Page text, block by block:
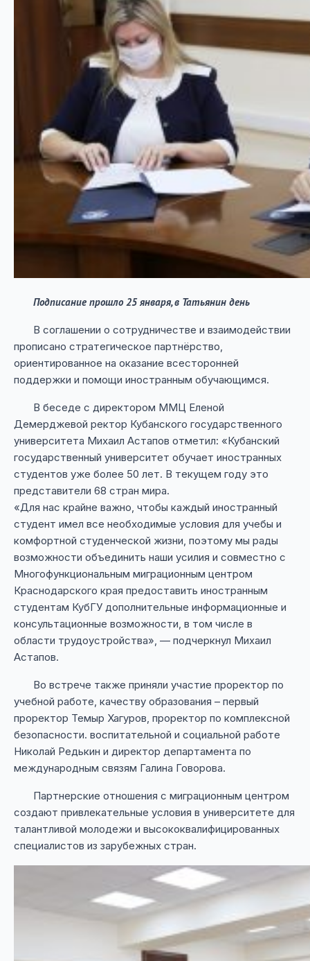
Подписание прошло 25 января, в Татьянин день
В соглашении о сотрудничестве и взаимодействии
прописано стратегическое партнёрство,
ориентированное на оказание всесторонней
поддержки и помощи иностранным обучающимся.
В беседе с директором ММЦ Еленой
Демерджевой ректор Кубанского государственного
университета Михаил Астапов отметил: «Кубанский
государственный университет обучает иностранных
студентов уже более 50 лет. В текущем году это
представители 68 стран мира.
«Для нас крайне важно, чтобы каждый иностранный
студент имел все необходимые условия для учебы и
комфортной студенческой жизни, поэтому мы рады
возможности объединить наши усилия и совместно с
Многофункциональным миграционным центром
Краснодарского края предоставить иностранным
студентам КубГУ дополнительные информационные и
консультационные возможности, в том числе в
области трудоустройства», — подчеркнул Михаил
Астапов.
Во встрече также приняли участие проректор по
учебной работе, качеству образования – первый
проректор Темыр Хагуров, проректор по комплексной
безопасности. воспитательной и социальной работе
Николай Редькин и директор департамента по
международным связям Галина Говорова.
Партнерские отношения с миграционным центром
создают привлекательные условия в университете для
талантливой молодежи и высококвалифицированных
специалистов из зарубежных стран.